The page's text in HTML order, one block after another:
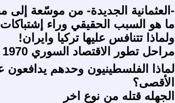
-العثمانية الجديدة- من موسّعة إلى
ما هو السبب الحقيقي وراء
ولماذا تتنافس عليها تركيا وايران!
مراحل تطور الاقتصاد السوري 1970 – 2010
لماذا الفلسطينيون وحدهم
الأقصى؟
الجهله قتله من نوع اخر